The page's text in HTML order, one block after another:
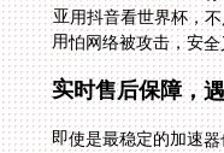
用怕网络被攻击，安
实时售后保障，
即使是最稳定的加速